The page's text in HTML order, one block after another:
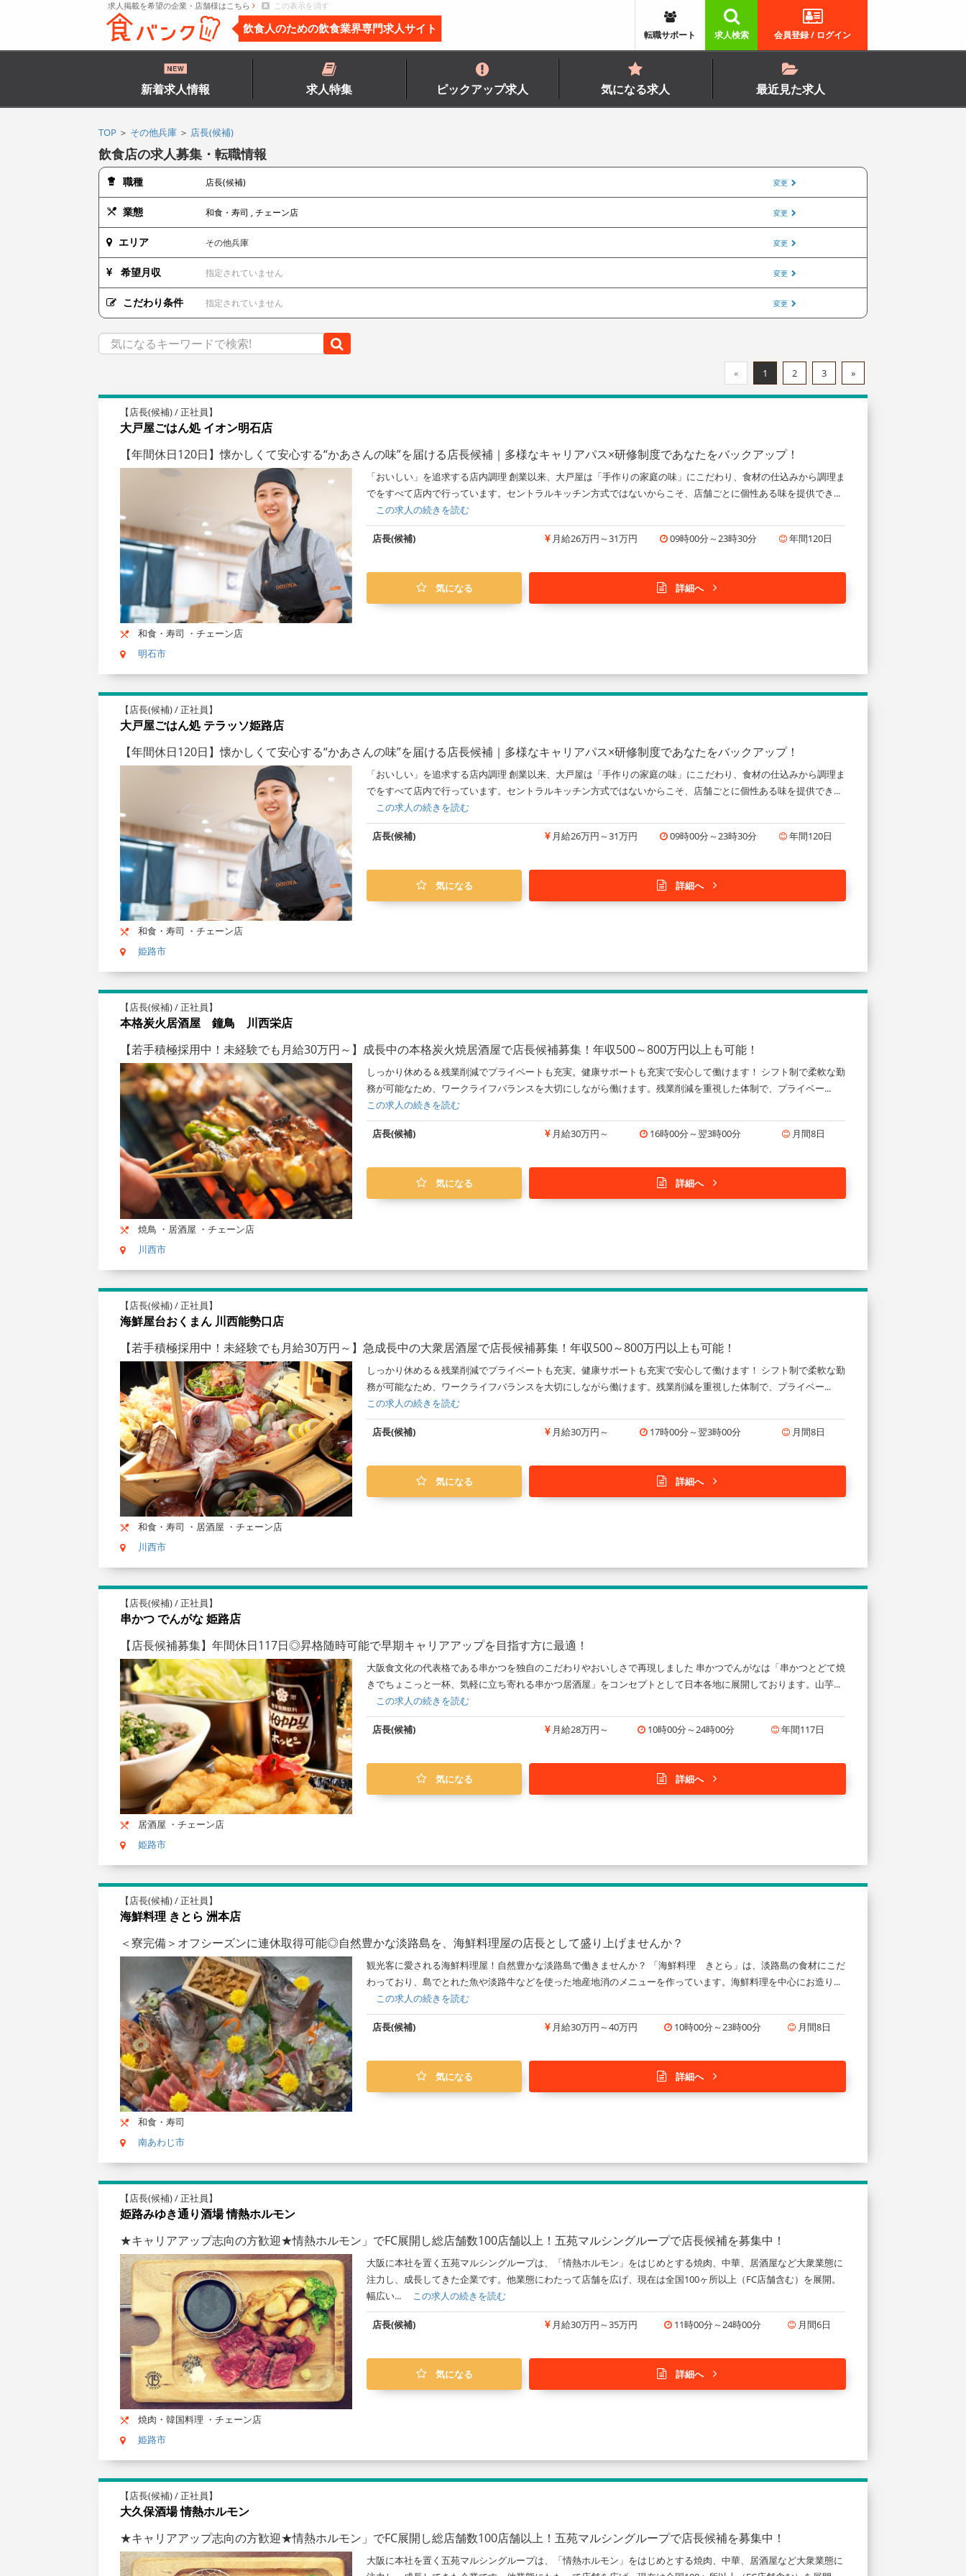
求人掲載を希望の企業・店舗様はこちら この表示を消す
飲食人のための飲食業界専門求人サイト 会員登録 / ログイン
求人検索
転職サポート
新着求人情報 求人特集 ピックアップ求人 気になる求人 最近見た求人
TOP ＞ その他兵庫 ＞ 店長(候補)
飲食店の求人募集・転職情報
職種 店長(候補) 変更
業態 和食・寿司 , チェーン店 変更
エリア その他兵庫 変更
希望月収 指定されていません 変更
こだわり条件 指定されていません 変更
« 1 2 3 »
【店長(候補) / 正社員】
大戸屋ごはん処 イオン明石店
【年間休日120日】懐かしくて安心する“かあさんの味”を届ける店長候補｜多様なキャリアパス×研修制度であなたをバックアップ！
和食・寿司 ・チェーン店
明石市
「おいしい」を追求する店内調理 創業以来、大戸屋は「手作りの家庭の味」にこだわり、食材の仕込みから調理ま
でをすべて店内で行っています。セントラルキッチン方式ではないからこそ、店舗ごとに個性ある味を提供でき...
この求人の続きを読む
店長(候補) 月給26万円～31万円 09時00分～23時30分 年間120日
気になる 詳細へ
【店長(候補) / 正社員】
大戸屋ごはん処 テラッソ姫路店
【年間休日120日】懐かしくて安心する“かあさんの味”を届ける店長候補｜多様なキャリアパス×研修制度であなたをバックアップ！
和食・寿司 ・チェーン店
姫路市
「おいしい」を追求する店内調理 創業以来、大戸屋は「手作りの家庭の味」にこだわり、食材の仕込みから調理ま
でをすべて店内で行っています。セントラルキッチン方式ではないからこそ、店舗ごとに個性ある味を提供でき...
この求人の続きを読む
店長(候補) 月給26万円～31万円 09時00分～23時30分 年間120日
気になる 詳細へ
【店長(候補) / 正社員】
本格炭火居酒屋 鐘鳥 川西栄店
【若手積極採用中！未経験でも月給30万円～】成長中の本格炭火焼居酒屋で店長候補募集！年収500～800万円以上も可能！
焼鳥 ・居酒屋 ・チェーン店
川西市
しっかり休める＆残業削減でプライベートも充実。健康サポートも充実で安心して働けます！ シフト制で柔軟な勤
務が可能なため、ワークライフバランスを大切にしながら働けます。残業削減を重視した体制で、プライベー...
この求人の続きを読む
店長(候補) 月給30万円～ 16時00分～翌3時00分 月間8日
気になる 詳細へ
【店長(候補) / 正社員】
海鮮屋台おくまん 川西能勢口店
【若手積極採用中！未経験でも月給30万円～】急成長中の大衆居酒屋で店長候補募集！年収500～800万円以上も可能！
和食・寿司 ・居酒屋 ・チェーン店
川西市
しっかり休める＆残業削減でプライベートも充実。健康サポートも充実で安心して働けます！ シフト制で柔軟な勤
務が可能なため、ワークライフバランスを大切にしながら働けます。残業削減を重視した体制で、プライベー...
この求人の続きを読む
店長(候補) 月給30万円～ 17時00分～翌3時00分 月間8日
気になる 詳細へ
【店長(候補) / 正社員】
串かつ でんがな 姫路店
【店長候補募集】年間休日117日◎昇格随時可能で早期キャリアアップを目指す方に最適！
居酒屋 ・チェーン店
姫路市
大阪食文化の代表格である串かつを独自のこだわりやおいしさで再現しました 串かつでんがなは「串かつとどて焼
きでちょこっと一杯、気軽に立ち寄れる串かつ居酒屋」をコンセプトとして日本各地に展開しております。山芋...
この求人の続きを読む
店長(候補) 月給28万円～ 10時00分～24時00分 年間117日
気になる 詳細へ
【店長(候補) / 正社員】
海鮮料理 きとら 洲本店
＜寮完備＞オフシーズンに連休取得可能◎自然豊かな淡路島を、海鮮料理屋の店長として盛り上げませんか？
和食・寿司
南あわじ市
観光客に愛される海鮮料理屋！自然豊かな淡路島で働きませんか？ 「海鮮料理 きとら」は、淡路島の食材にこだ
わっており、島でとれた魚や淡路牛などを使った地産地消のメニューを作っています。海鮮料理を中心にお造り...
この求人の続きを読む
店長(候補) 月給30万円～40万円 10時00分～23時00分 月間8日
気になる 詳細へ
【店長(候補) / 正社員】
姫路みゆき通り酒場 情熱ホルモン
★キャリアアップ志向の方歓迎★情熱ホルモン」でFC展開し総店舗数100店舗以上！五苑マルシングループで店長候補を募集中！
焼肉・韓国料理 ・チェーン店
姫路市
大阪に本社を置く五苑マルシングループは、「情熱ホルモン」をはじめとする焼肉、中華、居酒屋など大衆業態に
注力し、成長してきた企業です。他業態にわたって店舗を広げ、現在は全国100ヶ所以上（FC店舗含む）を展開。
幅広い... この求人の続きを読む
店長(候補) 月給30万円～35万円 11時00分～24時00分 月間6日
気になる 詳細へ
【店長(候補) / 正社員】
大久保酒場 情熱ホルモン
★キャリアアップ志向の方歓迎★情熱ホルモン」でFC展開し総店舗数100店舗以上！五苑マルシングループで店長候補を募集中！
大阪に本社を置く五苑マルシングループは、「情熱ホルモン」をはじめとする焼肉、中華、居酒屋など大衆業態に